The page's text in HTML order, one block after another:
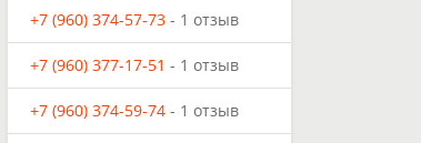
+7 (960) 374-57-73 - 1 отзыв
+7 (960) 377-17-51 - 1 отзыв
+7 (960) 374-59-74 - 1 отзыв